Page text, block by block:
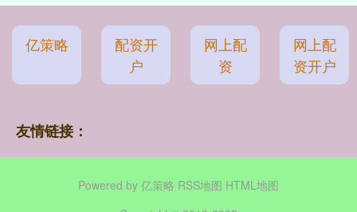
亿策略
配资开
户
网上配
资
网上配
资开户
友情链接：
Powered by 亿策略 RSS地图 HTML地图